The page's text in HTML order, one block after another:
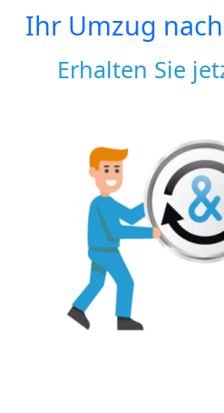
Ihr Umzug nach
Erhalten Sie